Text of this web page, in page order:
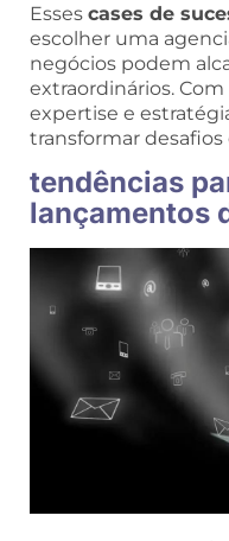
Esses cases de
escolher uma
negócios podem
extraordinários.
expertise e
transformar
tendências
lançamentos